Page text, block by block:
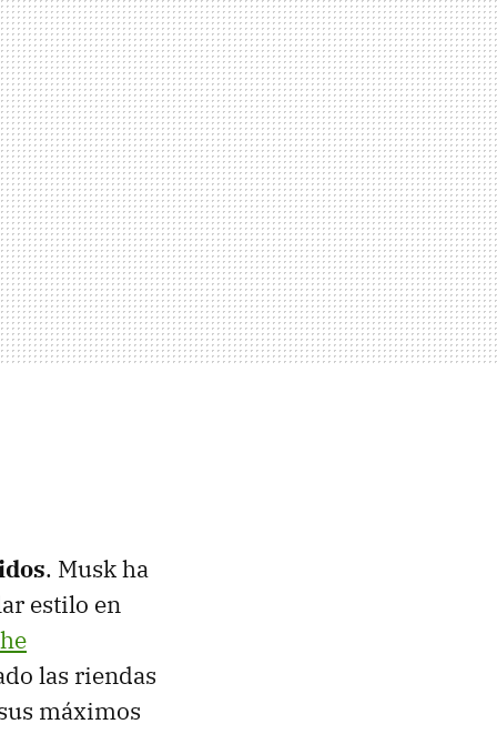
. Musk ha
estilo en
las riendas
máximos